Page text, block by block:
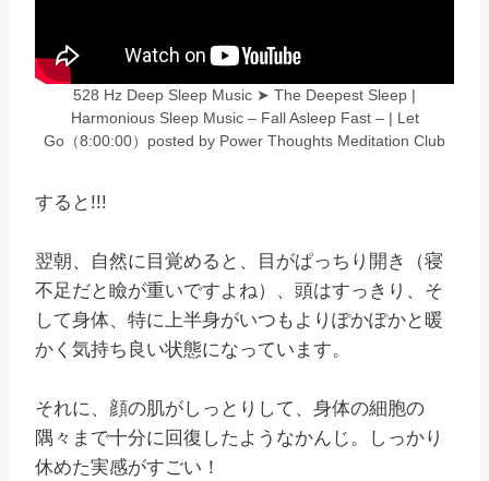
528 Hz Deep Sleep Music ➤ The Deepest Sleep |
Harmonious Sleep Music – Fall Asleep Fast – | Let
Go（8:00:00）posted by Power Thoughts Meditation Club
すると!!!
翌朝、自然に目覚めると、目がぱっちり開き（寝
不足だと瞼が重いですよね）、頭はすっきり、そ
して身体、特に上半身がいつもよりぽかぽかと暖
かく気持ち良い状態になっています。
それに、顔の肌がしっとりして、身体の細胞の
隅々まで十分に回復したようなかんじ。しっかり
休めた実感がすごい！